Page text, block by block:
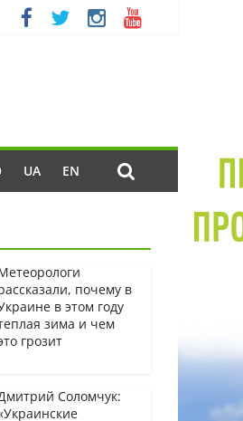
UA EN
почему в
в этом году
зима и чем
грозит
Соломчук: